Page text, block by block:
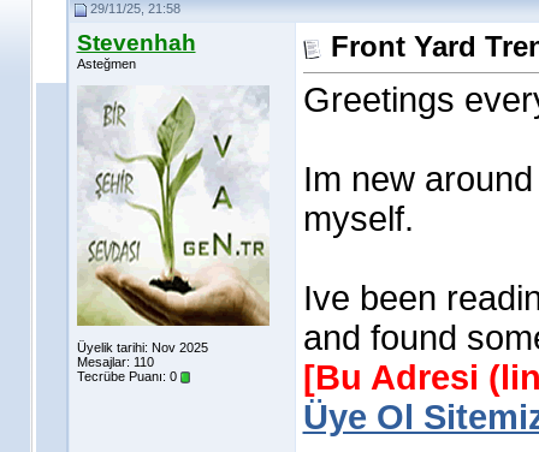
29/11/25, 21:58
Stevenhah
Asteğmen
Üyelik tarihi: Nov 2025
Mesajlar: 110
Tecrübe Puanı: 0
Front Yard
Greetings
Im new
myself.
Ive been
and found
[Bu Adresi
Üye Ol